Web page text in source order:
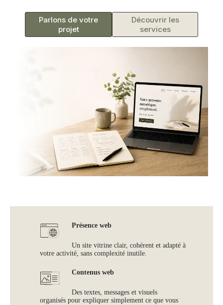
Parlons de votre
projet
Découvrir les
services
Présence web
Un site vitrine clair, cohérent et adapté à
votre activité, sans complexité inutile.
Contenus web
Des textes, messages et visuels
organisés pour expliquer simplement ce que vous